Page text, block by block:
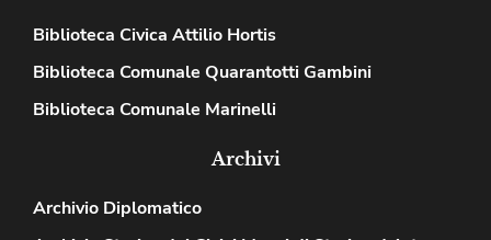
Biblioteca Civica Attilio Hortis
Biblioteca Comunale Quarantotti Gambini
Biblioteca Comunale Marinelli
Archivi
Archivio Diplomatico